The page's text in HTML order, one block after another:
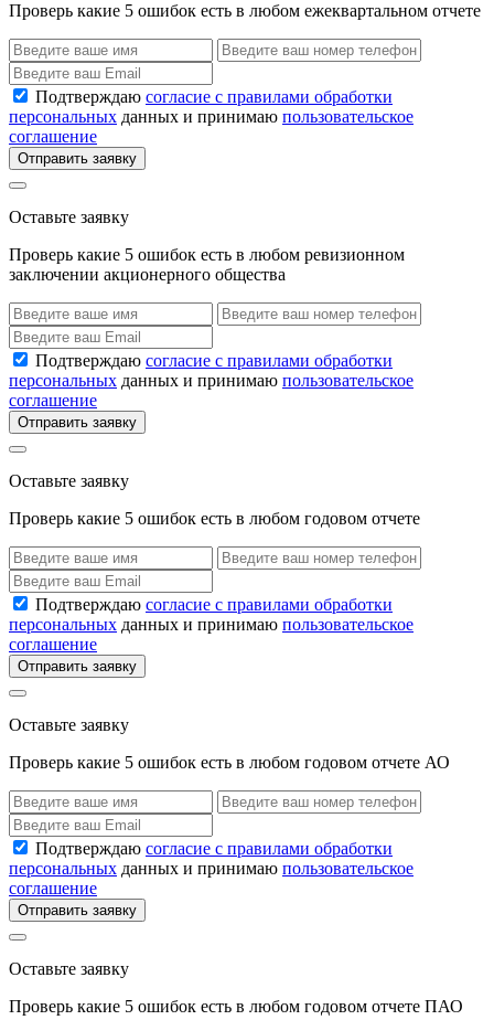
Проверь какие 5 ошибок есть в любом ежеквартальном отчете
Подтверждаю согласие с правилами обработки
персональных данных и принимаю пользовательское
соглашение
Отправить заявку
Оставьте заявку
Проверь какие 5 ошибок есть в любом ревизионном
заключении акционерного общества
Подтверждаю согласие с правилами обработки
персональных данных и принимаю пользовательское
соглашение
Отправить заявку
Оставьте заявку
Проверь какие 5 ошибок есть в любом годовом отчете
Подтверждаю согласие с правилами обработки
персональных данных и принимаю пользовательское
соглашение
Отправить заявку
Оставьте заявку
Проверь какие 5 ошибок есть в любом годовом отчете АО
Подтверждаю согласие с правилами обработки
персональных данных и принимаю пользовательское
соглашение
Отправить заявку
Оставьте заявку
Проверь какие 5 ошибок есть в любом годовом отчете ПАО